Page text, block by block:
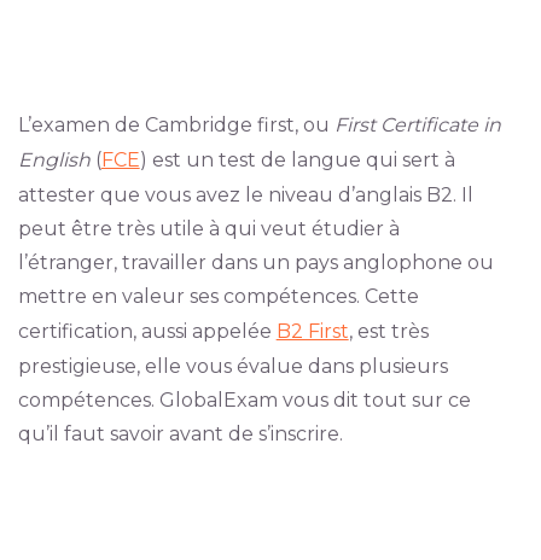
L’examen de Cambridge first, ou First Certificate in
English(FCE) est un test de langue qui sert à
attester que vous avez le niveau d’anglais B2. Il
peut être très utile à qui veut étudier à
l’étranger, travailler dans un pays anglophone ou
mettre en valeur ses compétences. Cette
certification, aussi appelée B2 First, est très
prestigieuse, elle vous évalue dans plusieurs
compétences. GlobalExam vous dit tout sur ce
qu’il faut savoir avant de s’inscrire.